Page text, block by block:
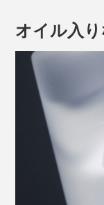
せて造られ、雑
オイル入